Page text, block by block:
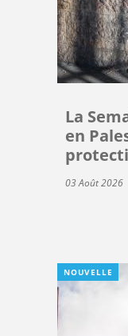
La
en
03 Août 2026
NOUVELLE